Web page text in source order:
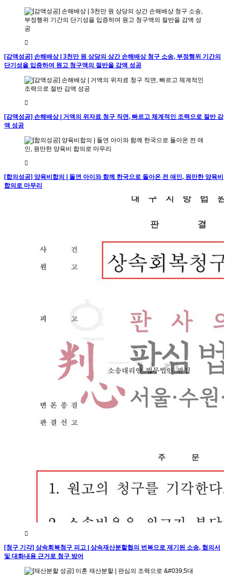
[감액성공] 손해배상 | 3천만 원 상당의 상간 손해배상 청구 소송, 부정행위 기간의
단기성을 입증하여 원고 청구액의 절반을 감액 성공
[감액성공] 손해배상 | 거액의 위자료 청구 직면, 빠르고 체계적인 조력으로 절반 감
액 성공
[합의성공] 양육비합의 | 돌연 아이와 함께 한국으로 돌아온 전 애인, 원만한 양육비
합의로 마무리
[청구 기각] 상속회복청구 피고 | 상속재산분할협의 번복으로 제기된 소송, 협의서
및 대화내용 근거로 청구 방어